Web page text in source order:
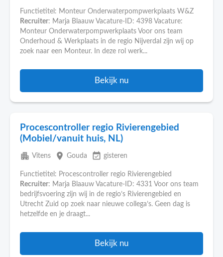
Functietitel: Monteur Onderwaterpompwerkplaats W&Z
Recruiter: Marja Blaauw Vacature-ID: 4398 Vacature:
Monteur Onderwaterpompwerkplaats Voor ons team
Onderhoud & Werkplaats in de regio Nijverdal zijn wij op
zoek naar een Monteur. In deze rol werk...
Bekijk nu
Procescontroller regio Rivierengebied
(Mobiel/vanuit huis, NL)
apartment Vitens place Gouda event_available gisteren
Functietitel: Procescontroller regio Rivierengebied
Recruiter: Marja Blaauw Vacature-ID: 4331 Voor ons team
bedrijfsvoering zijn wij in de regio’s Rivierengebied en
Utrecht Zuid op zoek naar nieuwe collega’s. Geen dag is
hetzelfde en je draagt...
Bekijk nu